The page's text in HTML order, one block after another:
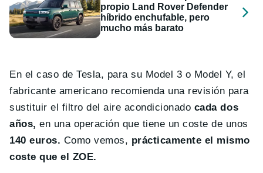
propio Land Rover Defender
híbrido enchufable, pero
mucho más barato
En el caso de Tesla, para su Model 3 o Model Y, el
fabricante americano recomienda una revisión para
sustituir el filtro del aire acondicionado cada dos
años, en una operación que tiene un coste de unos
140 euros. Como vemos, prácticamente el mismo
coste que el ZOE.